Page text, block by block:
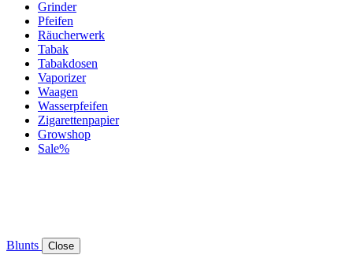
Grinder
Pfeifen
Räucherwerk
Tabak
Tabakdosen
Vaporizer
Waagen
Wasserpfeifen
Zigarettenpapier
Growshop
Sale%
Blunts Close